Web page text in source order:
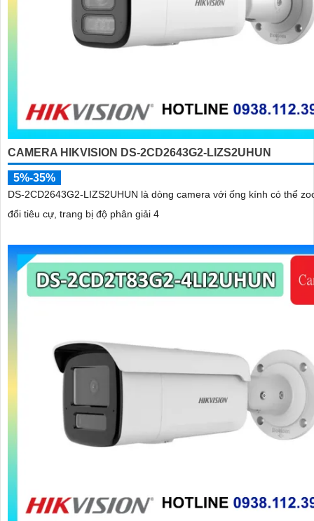
CAMERA HIKVISION DS-2CD2643G2-LIZS2UHUN
5%-35%
DS-2CD2643G2-LIZS2UHUN là dòng camera với ống kính có thể
đổi tiêu cự, trang bị độ phân giải 4